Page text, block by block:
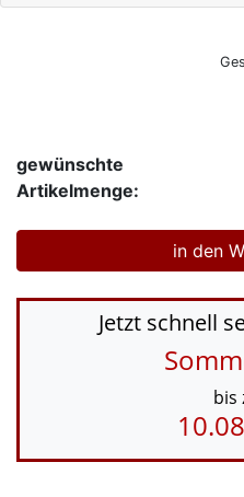
gewünschte
Artikelmenge:
Jetzt schnell
bis